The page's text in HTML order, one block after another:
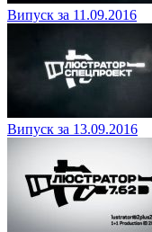
Випуск за 11.09.2016
Випуск за 13.09.2016